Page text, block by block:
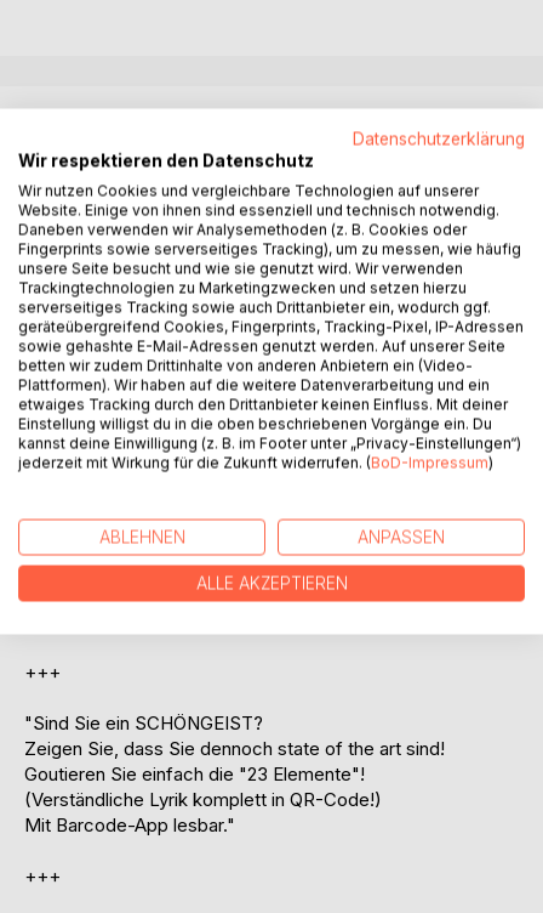
Dieses Buch enthält 23 Lyriktexte / verständliche
Prosagedichte von BukTom Bloch aka Burkhard Tomm-
Bub, M. A., die vollständig im QR Code verfasst, bzw.
abgebildet wurden.
Der QR-Code (englisch: Quick Response, "schnelle
Antwort" Markenbegriff "QR Code") ist ein
zweidimensionaler Code, der von der japanischenFirma
Denso Wave um 1994 entwickelt wurde. Die Verwendung
des QR-Codes ist lizenz- und kostenfrei.
Erstellt mit der Seite: http://goqr.me/
Prüfbar / lesbar u. a. über die Seite:
http://zxing.org/w/decode.jspx
Und natürlich mit einer Barcode-App via Smartphone /
+++
"Sind Sie ein SCHÖNGEIST?
Zeigen Sie, dass Sie dennoch state of the art sind!
Goutieren Sie einfach die "23 Elemente"!
(Verständliche Lyrik komplett in QR-Code!)
Mit Barcode-App lesbar."
+++
Datenschutzerklärung
Wir respektieren den Datenschutz
Wir nutzen Cookies und vergleichbare Technologien auf unserer
Website. Einige von ihnen sind essenziell und technisch notwendig.
Daneben verwenden wir Analysemethoden (z. B. Cookies oder
Fingerprints sowie serverseitiges Tracking), um zu messen, wie häufig
unsere Seite besucht und wie sie genutzt wird. Wir verwenden
Trackingtechnologien zu Marketingzwecken und setzen hierzu
serverseitiges Tracking sowie auch Drittanbieter ein, wodurch ggf.
geräteübergreifend Cookies, Fingerprints, Tracking-Pixel, IP-Adressen
sowie gehashte E-Mail-Adressen genutzt werden. Auf unserer Seite
betten wir zudem Drittinhalte von anderen Anbietern ein (Video-
Plattformen). Wir haben auf die weitere Datenverarbeitung und ein
etwaiges Tracking durch den Drittanbieter keinen Einfluss. Mit deiner
Einstellung willigst du in die oben beschriebenen Vorgänge ein. Du
kannst deine Einwilligung (z. B. im Footer unter „Privacy-Einstellungen“)
jederzeit mit Wirkung für die Zukunft widerrufen. (BoD-Impressum)
ABLEHNEN ANPASSEN
ALLE AKZEPTIEREN